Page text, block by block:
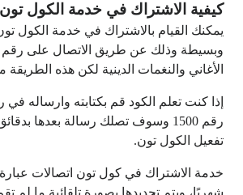
كيفية الاشتراك في خدمة الكول
يمكنك القيام بالاشتراك في خدمة الكول
الأغاني والنغمات الدينية لكن هذه الطريقة
إذا كنت تعلم الكود قم بكتابته وارساله
رقم 1500 وسوف تصلك رسالة بعدها
تفعيل الكول تون.
خدمة الاشتراك في كول تون اتصالات